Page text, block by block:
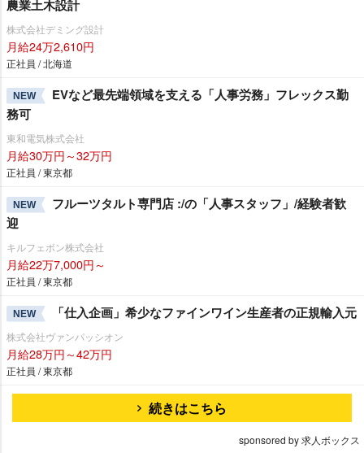
農業土木設計
株式会社デミング設計
月給24万2,610円
正社員 / 北海道
NEW
EVなど最先端領域を支える「人事労務」フレックス勤
務可
東和電気株式会社
月給30万円～32万円
正社員 / 東京都
NEW
フルーツタルト専門店 :/の「人事スタッフ」/経験者歓
迎
キルフェボン株式会社
月給22万7,000円～
正社員 / 東京都
NEW 「仕入企画」希少なファインワイン生産者の正規輸入元
株式会社ヴァンパッシオン
月給28万円～42万円
正社員 / 東京都
続きはこちら
sponsored by 求人ボックス